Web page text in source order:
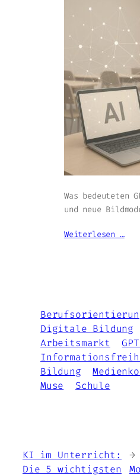
Was bedeuteten
und neue
Weiterlesen …
Digitale Bildung
Arbeitsmarkt
Bildung
Muse
Schule
KI im Unterricht:
Die 5 wichtigsten
←